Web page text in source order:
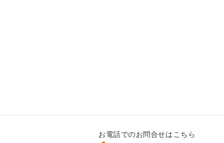
お電話でのお問合せはこちら